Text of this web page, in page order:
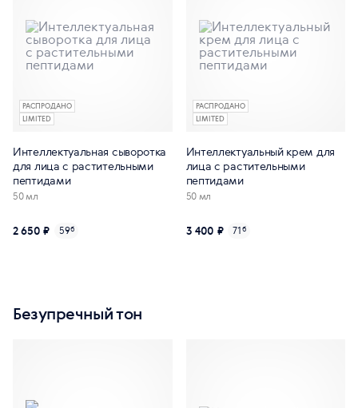
LIMITED
РАСПРОДАНО
Интеллектуальная сыворотка
для лица с растительными
пептидами
50 мл
2 650 ₽ 59б
LIMITED
РАСПРОДАНО
Интеллектуальный крем для
лица с растительными
пептидами
50 мл
3 400 ₽ 71б
Безупречный тон